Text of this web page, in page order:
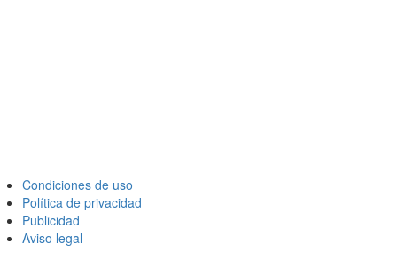
Condiciones de uso
Política de privacidad
Publicidad
Aviso legal